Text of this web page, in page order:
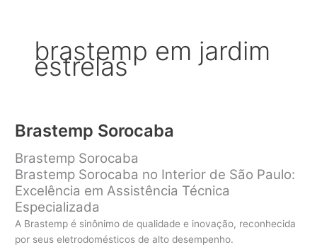
brastemp em jardim
estrelas
Brastemp Sorocaba
Brastemp Sorocaba
Brastemp Sorocaba no Interior de São Paulo:
Excelência em Assistência Técnica
Especializada
A Brastemp é sinônimo de qualidade e inovação, reconhecida
por seus eletrodomésticos de alto desempenho.